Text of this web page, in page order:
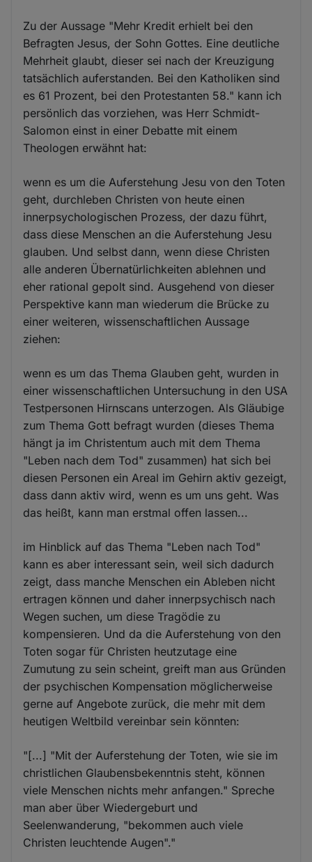
Zu der Aussage "Mehr Kredit erhielt bei den
Befragten Jesus, der Sohn Gottes. Eine deutliche
Mehrheit glaubt, dieser sei nach der Kreuzigung
tatsächlich auferstanden. Bei den Katholiken sind
es 61 Prozent, bei den Protestanten 58." kann ich
persönlich das vorziehen, was Herr Schmidt-
Salomon einst in einer Debatte mit einem
Theologen erwähnt hat:
wenn es um die Auferstehung Jesu von den Toten
geht, durchleben Christen von heute einen
innerpsychologischen Prozess, der dazu führt,
dass diese Menschen an die Auferstehung Jesu
glauben. Und selbst dann, wenn diese Christen
alle anderen Übernatürlichkeiten ablehnen und
eher rational gepolt sind. Ausgehend von dieser
Perspektive kann man wiederum die Brücke zu
einer weiteren, wissenschaftlichen Aussage
ziehen:
wenn es um das Thema Glauben geht, wurden in
einer wissenschaftlichen Untersuchung in den USA
Testpersonen Hirnscans unterzogen. Als Gläubige
zum Thema Gott befragt wurden (dieses Thema
hängt ja im Christentum auch mit dem Thema
"Leben nach dem Tod" zusammen) hat sich bei
diesen Personen ein Areal im Gehirn aktiv gezeigt,
dass dann aktiv wird, wenn es um uns geht. Was
das heißt, kann man erstmal offen lassen...
im Hinblick auf das Thema "Leben nach Tod"
kann es aber interessant sein, weil sich dadurch
zeigt, dass manche Menschen ein Ableben nicht
ertragen können und daher innerpsychisch nach
Wegen suchen, um diese Tragödie zu
kompensieren. Und da die Auferstehung von den
Toten sogar für Christen heutzutage eine
Zumutung zu sein scheint, greift man aus Gründen
der psychischen Kompensation möglicherweise
gerne auf Angebote zurück, die mehr mit dem
heutigen Weltbild vereinbar sein könnten:
"[...] "Mit der Auferstehung der Toten, wie sie im
christlichen Glaubensbekenntnis steht, können
viele Menschen nichts mehr anfangen." Spreche
man aber über Wiedergeburt und
Seelenwanderung, "bekommen auch viele
Christen leuchtende Augen"."